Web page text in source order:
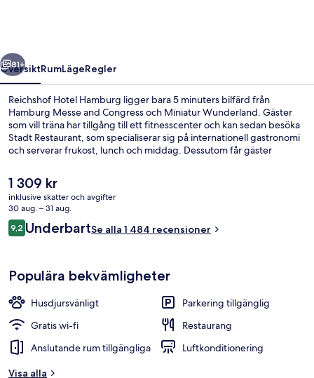
Nästa
81+
ÖversiktRumLägeRegler
Reichshof Hotel Hamburg ligger bara 5 minuters bilfärd från
Hamburg Messe and Congress och Miniatur Wunderland. Gäster
som vill träna har tillgång till ett fitnesscenter och kan sedan besöka
Stadt Restaurant, som specialiserar sig på internationell gastronomi
och serverar frukost, lunch och middag. Dessutom får gäster
i lyxstil. Resenärer brukar tala mycket väl om den hjälpsamma
personalen och frukosten. Kollektivtrafik finns i närheten. Till
Hauptbahnhof Nord U-Bahnstation tar det 4 minuter att gå och till
Hauptbahnhof Süd U-Bahnstation är det 5 minuter.
Det
nuvarande
priset
är
1 309 kr
1 309 kr
inklusive skatter och avgifter
30 aug. – 31 aug.
Recensioner
9,29,2 av 10,
UnderbartSe alla 1 484 recensioner
Populära bekvämligheter
Husdjursvänligt
Parkering tillgänglig
Gratis wi-fi
Restaurang
Anslutande rum tillgängliga
Luftkonditionering
Visa alla